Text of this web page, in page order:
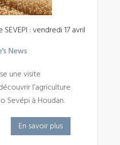
: vendredi 17 avril
News
une visite
l’agriculture
Sevépi à Houdan.
En savoir plus